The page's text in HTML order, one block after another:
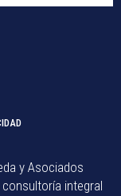
y Asociados
integral